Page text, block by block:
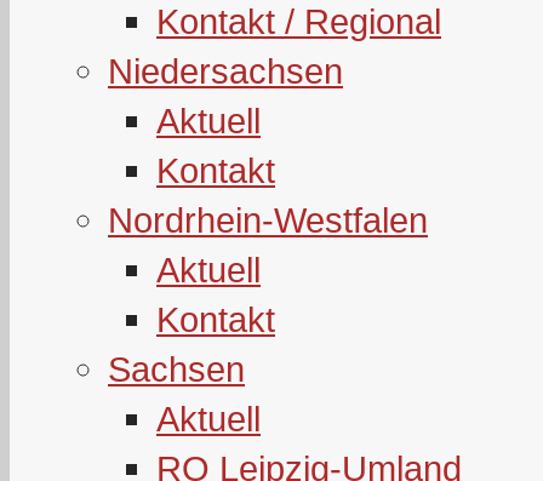
Kontakt / Regional
Niedersachsen
Aktuell
Kontakt
Nordrhein-Westfalen
Aktuell
Kontakt
Sachsen
Aktuell
RO Leipzig-Umland